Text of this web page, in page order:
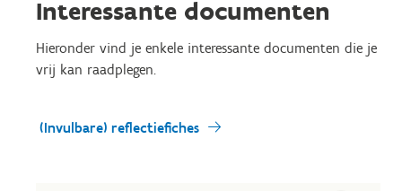
Interessante documenten
Hieronder vind je enkele interessante documenten die je
vrij kan raadplegen.
(Invulbare) reflectiefiches